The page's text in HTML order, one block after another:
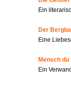
Ein
Der
Eine
Mensch du
Ein